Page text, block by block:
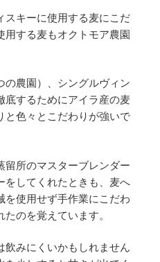
スキーに使用する麦にこだ
用する麦もオクトモア農園
の農園）、シングルヴィン
底するためにアイラ産の麦
と色々とこだわりが強いで
留所のマスターブレンダー
をしてくれたときも、麦へ
を使用せず手作業にこだわ
のを覚えています。
飲みにくいかもしれません